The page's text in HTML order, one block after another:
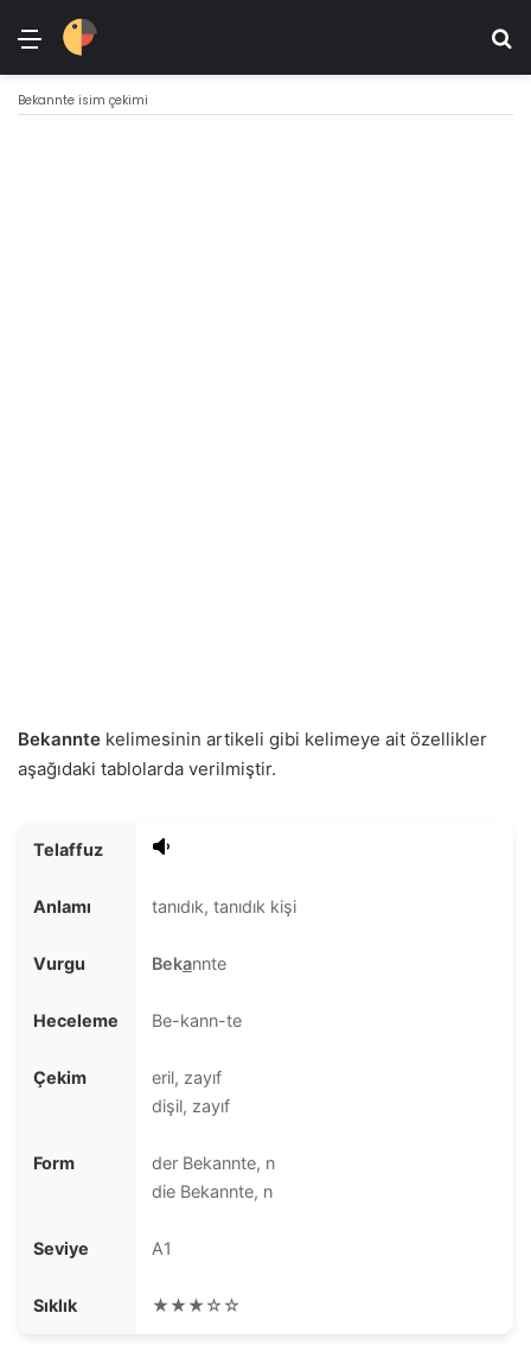
Menü
Bekannte isim çekimi
Bekannte kelimesinin artikeli gibi kelimeye ait özellikler
aşağıdaki tablolarda verilmiştir.
Telaffuz
Anlamı tanıdık, tanıdık kişi
Vurgu Bekannte
Heceleme Be-kann-te
Çekim
eril, zayıf
dişil, zayıf
Form
der Bekannte, n
die Bekannte, n
Seviye A1
Sıklık ★★★☆☆